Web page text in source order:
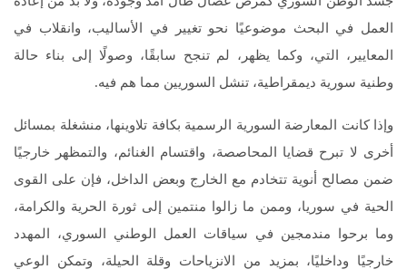
العمل في البحث موضوعيًا نحو تغيير في الأساليب، وانقلاب في
المعايير، التي، وكما يظهر، لم تنجح سابقًا، وصولًا إلى بناء حالة
وطنية سورية ديمقراطية، تنشل السوريين مما هم فيه.
وإذا كانت المعارضة السورية الرسمية بكافة تلاوينها، منشغلة بمسائل
أخرى لا تبرح قضايا المحاصصة، واقتسام الغنائم، والتمظهر خارجيًا
ضمن مصالح أنوية تتخادم مع الخارج وبعض الداخل، فإن على القوى
الحية في سوريا، وممن ما زالوا منتمين إلى ثورة الحرية والكرامة،
وما برحوا مندمجين في سياقات العمل الوطني السوري، المهدد
خارجيًا وداخليًا، بمزيد من الانزياحات وقلة الحيلة، وتمكن الوعي